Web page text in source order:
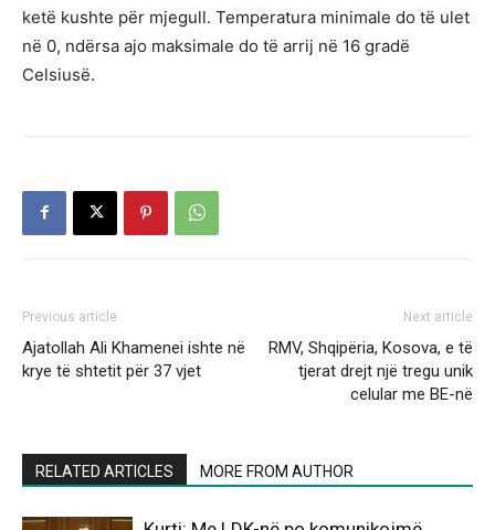
ketë kushte për mjegull. Temperatura minimale do të ulet
në 0, ndërsa ajo maksimale do të arrij në 16 gradë
Celsiusë.
Previous article
Ajatollah Ali Khamenei ishte në
krye të shtetit për 37 vjet
Next article
RMV, Shqipëria, Kosova, e të
tjerat drejt një tregu unik
celular me BE-në
RELATED ARTICLES MORE FROM AUTHOR